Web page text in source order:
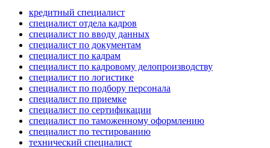
кредитный специалист
специалист отдела кадров
специалист по вводу данных
специалист по документам
специалист по кадрам
специалист по кадровому делопроизводству
специалист по логистике
специалист по подбору персонала
специалист по приемке
специалист по сертификации
специалист по таможенному оформлению
специалист по тестированию
технический специалист